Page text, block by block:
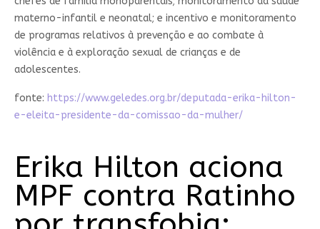
materno-infantil e neonatal; e incentivo e monitoramento
de programas relativos à prevenção e ao combate à
violência e à exploração sexual de crianças e de
adolescentes.
fonte: https://www.geledes.org.br/deputada-erika-hilton-
e-eleita-presidente-da-comissao-da-mulher/
Erika Hilton aciona
MPF contra Ratinho